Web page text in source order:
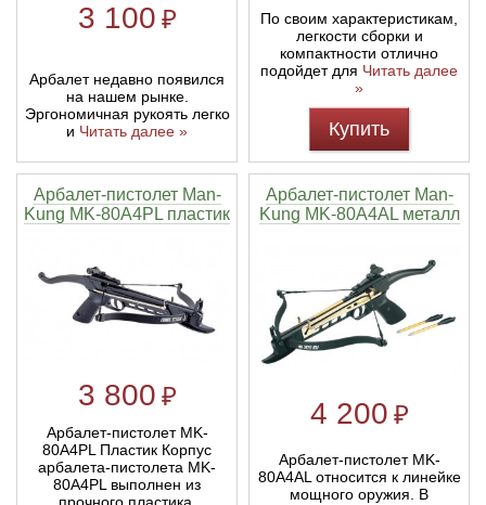
3 100 ₽
Арбалет недавно появился
на нашем рынке.
Эргономичная рукоять легко
и Читать далее »
По своим характеристикам,
легкости сборки и
компактности отлично
подойдет для Читать далее
»
Купить
Арбалет-пистолет Man-
Kung MK-80A4PL пластик
3 800 ₽
Арбалет-пистолет MK-
80A4PL Пластик Корпус
арбалета-пистолета MK-
80A4PL выполнен из
Арбалет-пистолет Man-
Kung MK-80A4AL металл
4 200 ₽
Арбалет-пистолет MK-
80A4AL относится к линейке
мощного оружия. В